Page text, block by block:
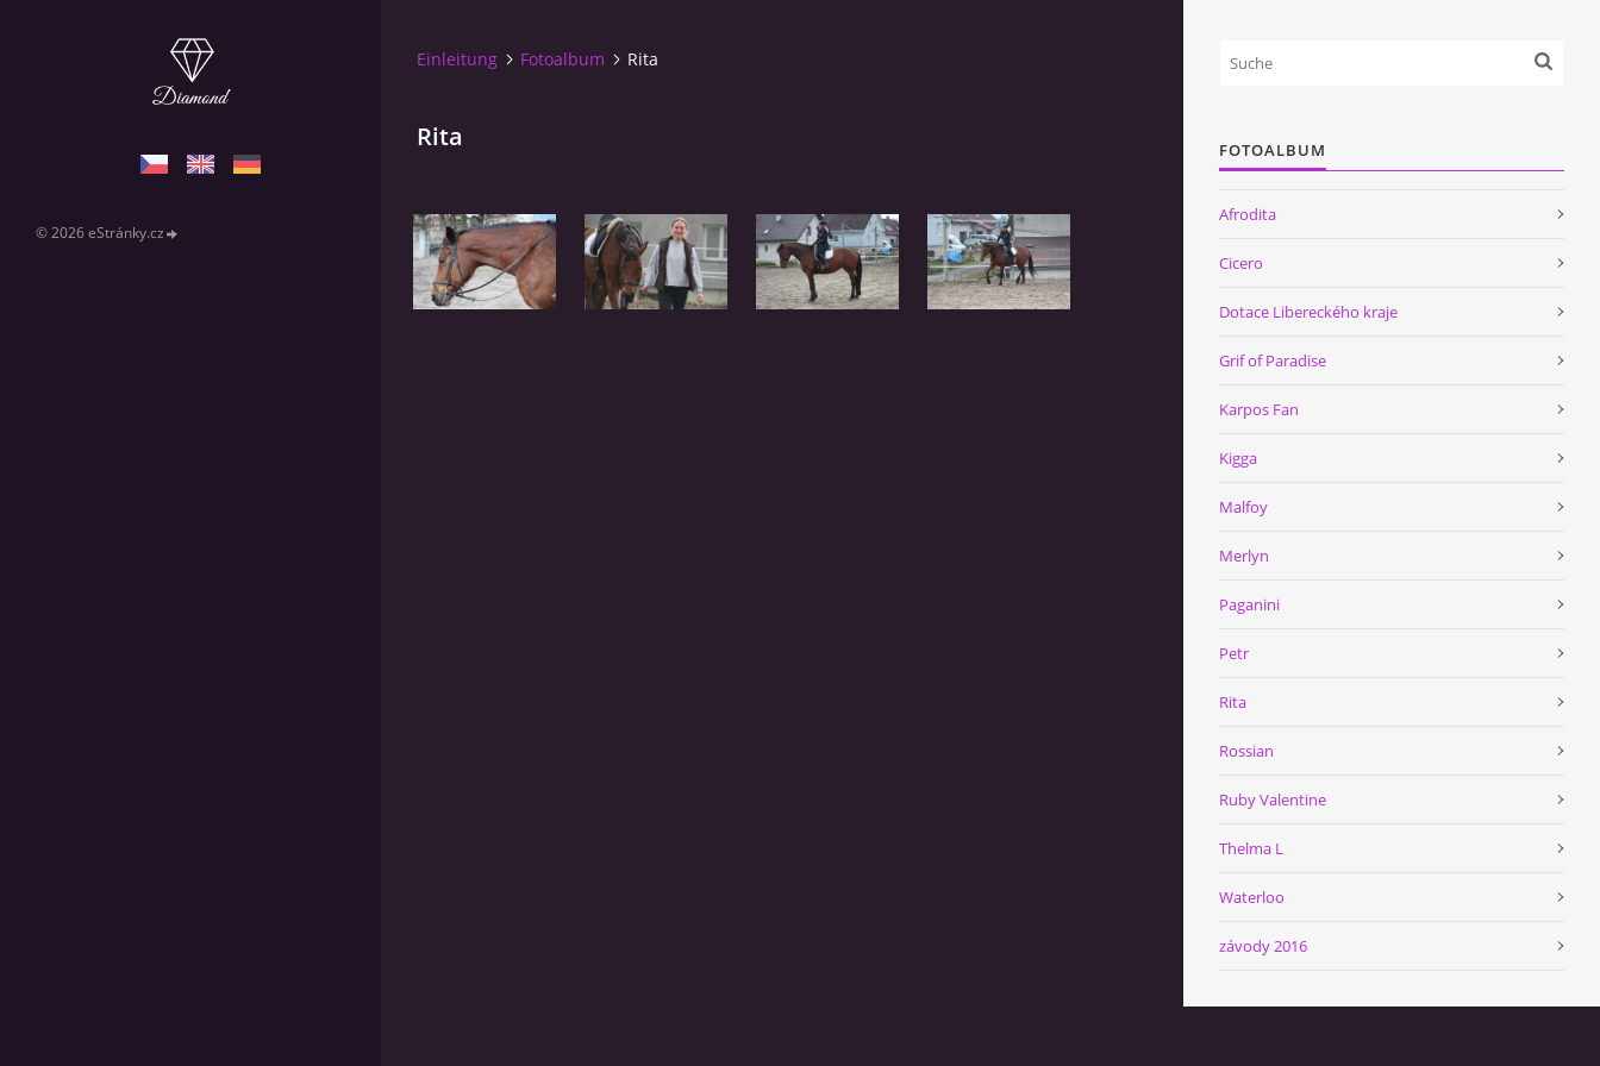
© 2026 eStránky.cz
Einleitung Fotoalbum Rita
Rita FOTOALBUM
Afrodita
Cicero
Dotace Libereckého kraje
Grif of Paradise
Karpos Fan
Kigga
Malfoy
Merlyn
Paganini
Petr
Rita
Rossian
Ruby Valentine
Thelma L
Waterloo
závody 2016